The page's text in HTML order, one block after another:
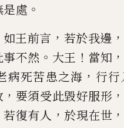
是處 。
如王前言 ， 若於我邊 ，
事不然 。 大王 ！ 當知 ，
病死苦患之海 ， 行行
， 要須受此毀好服形 ，
若復有人 ， 於現在世 ，